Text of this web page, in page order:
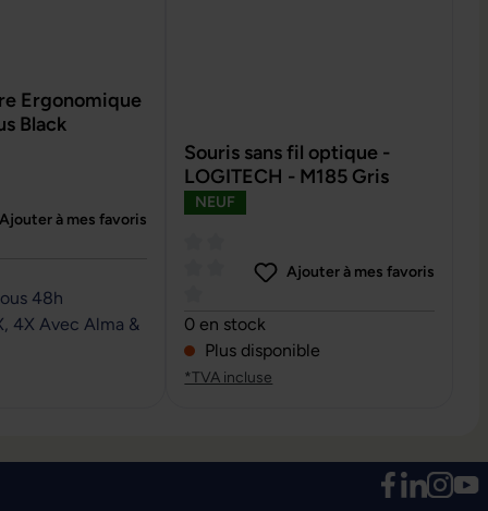
Ergonomique
Black
de 0 sur 5 étoiles
Ajouter à mes favoris
48h
4X Avec Alma &
Souris sans fil optique -
LOGITECH - M185 Gris
NEUF
Note moyenne de 0 sur 5 étoiles
Ajouter à mes favoris
0 en stock
Plus disponible
*TVA incluse